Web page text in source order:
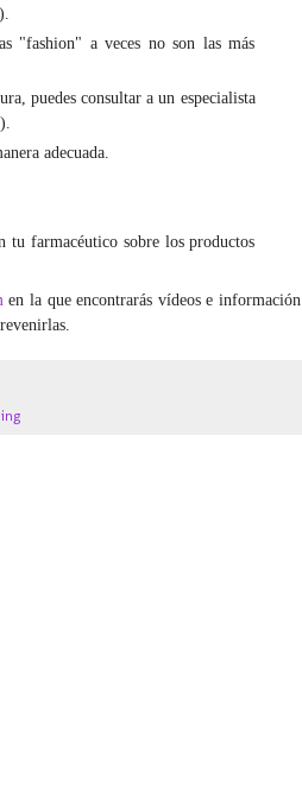
"fashion" a veces no son las más
puedes consultar a un especialista
adecuada.
tu farmacéutico sobre los productos
en la que encontrarás vídeos e información